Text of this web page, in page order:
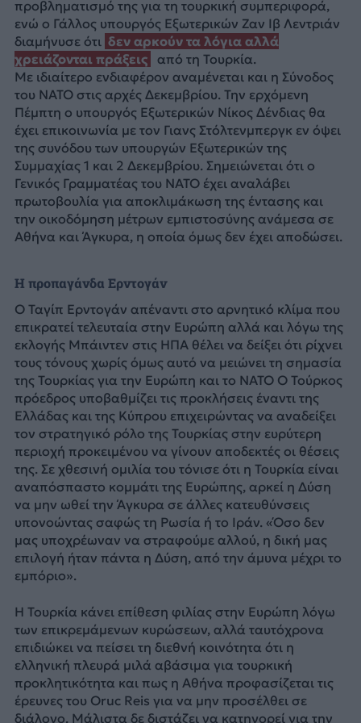
προβληματισμό της για τη τουρκική συμπεριφορά,
ενώ ο Γάλλος υπουργός Εξωτερικών Ζαν Ιβ Λεντριάν
διαμήνυσε ότι δεν αρκούν τα λόγια αλλά
χρειάζονται πράξεις
από τη Τουρκία.
Με ιδιαίτερο ενδιαφέρον αναμένεται και η Σύνοδος
του ΝΑΤΟ στις αρχές Δεκεμβρίου. Την ερχόμενη
Πέμπτη ο υπουργός Εξωτερικών Νίκος Δένδιας θα
έχει επικοινωνία με τον Γιανς Στόλτενμπεργκ εν όψει
της συνόδου των υπουργών Εξωτερικών της
Συμμαχίας 1 και 2 Δεκεμβρίου. Σημειώνεται ότι ο
Γενικός Γραμματέας του ΝΑΤΟ έχει αναλάβει
πρωτοβουλία για αποκλιμάκωση της έντασης και
την οικοδόμηση μέτρων εμπιστοσύνης ανάμεσα σε
Αθήνα και Άγκυρα, η οποία όμως δεν έχει αποδώσει.
Η προπαγάνδα Ερντογάν
Ο Ταγίπ Ερντογάν απέναντι στο αρνητικό κλίμα που
επικρατεί τελευταία στην Ευρώπη αλλά και λόγω της
εκλογής Μπάιντεν στις ΗΠΑ θέλει να δείξει ότι ρίχνει
τους τόνους χωρίς όμως αυτό να μειώνει τη σημασία
της Τουρκίας για την Ευρώπη και το ΝΑΤΟ Ο Τούρκος
πρόεδρος υποβαθμίζει τις προκλήσεις έναντι της
Ελλάδας και της Κύπρου επιχειρώντας να αναδείξει
τον στρατηγικό ρόλο της Τουρκίας στην ευρύτερη
περιοχή προκειμένου να γίνουν αποδεκτές οι θέσεις
της. Σε χθεσινή ομιλία του τόνισε ότι η Τουρκία είναι
αναπόσπαστο κομμάτι της Ευρώπης, αρκεί η Δύση
να μην ωθεί την Άγκυρα σε άλλες κατευθύνσεις
υπονοώντας σαφώς τη Ρωσία ή το Ιράν. «Όσο δεν
μας υποχρέωναν να στραφούμε αλλού, η δική μας
επιλογή ήταν πάντα η Δύση, από την άμυνα μέχρι το
εμπόριο».
Η Τουρκία κάνει επίθεση φιλίας στην Ευρώπη λόγω
των επικρεμάμενων κυρώσεων, αλλά ταυτόχρονα
επιδιώκει να πείσει τη διεθνή κοινότητα ότι η
ελληνική πλευρά μιλά αβάσιμα για τουρκική
προκλητικότητα και πως η Αθήνα προφασίζεται τις
έρευνες του Oruc Reis για να μην προσέλθει σε
διάλογο. Μάλιστα δε διστάζει να κατηγορεί για την